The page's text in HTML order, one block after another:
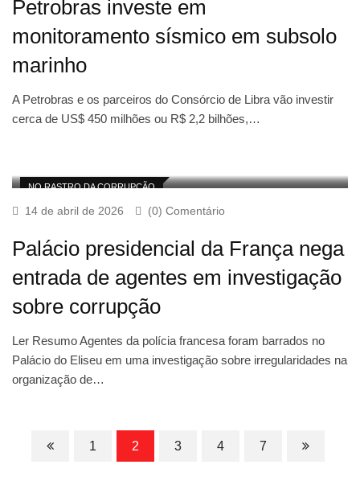
Petrobras investe em
monitoramento sísmico em subsolo
marinho
A Petrobras e os parceiros do Consórcio de Libra vão investir
cerca de US$ 450 milhões ou R$ 2,2 bilhões,…
NO RASTRO DA CORRUPÇÃO
14 de abril de 2026 (0) Comentário
Palácio presidencial da França nega
entrada de agentes em investigação
sobre corrupção
Ler Resumo Agentes da polícia francesa foram barrados no
Palácio do Eliseu em uma investigação sobre irregularidades na
organização de…
1 2 3 4 7